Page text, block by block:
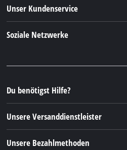
Nachhaltigkeit
Unser Kundenservice
FAQs
Rücksendungen / Widerruf
Verpackungsrichtlinien
Hinweise zur Batterieentsorgung
Soziale Netzwerke
Instagram
TikTok
Pinterest
Linkedin
Du benötigst Hilfe?
Unsere Versanddienstleister
Unsere Bezahlmethoden